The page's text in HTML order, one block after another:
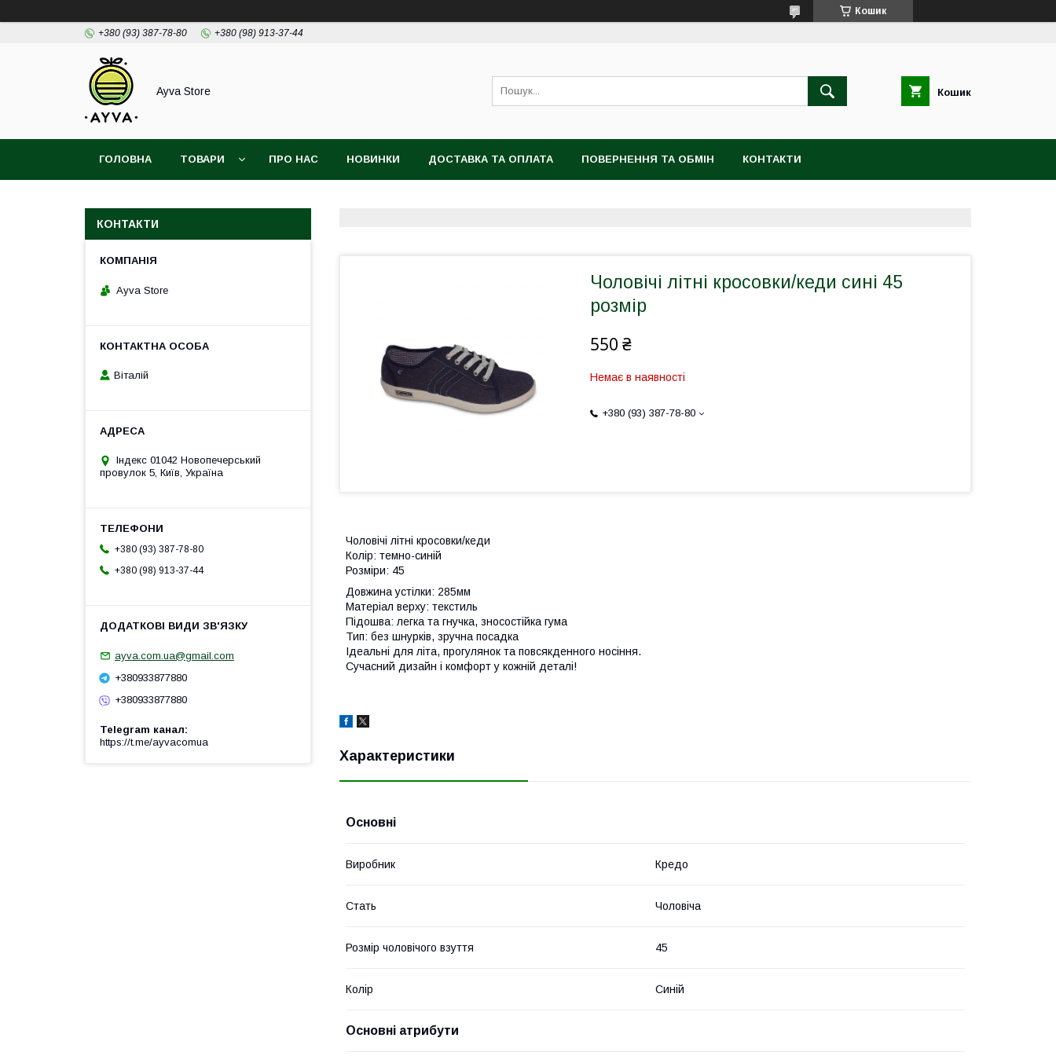
Кошик
+380 (93) 387-78-80 +380 (98) 913-37-44
Ayva Store Кошик
ГОЛОВНА ТОВАРИ ПРО НАС НОВИНКИ ДОСТАВКА ТА ОПЛАТА ПОВЕРНЕННЯ ТА ОБМІН КОНТАКТИ
Чоловічі літні кросовки/кеди сині 45
розмір
550 ₴
Немає в наявності
+380 (93) 387-78-80
Чоловічі літні кросовки/кеди
Колір: темно-синій
Розміри: 45
Довжина устілки: 285мм
Матеріал верху: текстиль
Підошва: легка та гнучка, зносостійка гума
Тип: без шнурків, зручна посадка
Ідеальні для літа, прогулянок та повсякденного носіння.
Сучасний дизайн і комфорт у кожній деталі!
Характеристики
Основні
Виробник Кредо
Стать Чоловіча
Розмір чоловічого взуття 45
Колір Синій
Основні атрибути
КОНТАКТИ
Ayva Store
Віталій
Індекс 01042 Новопечерський
провулок 5, Київ, Україна
+380 (93) 387-78-80
+380 (98) 913-37-44
ayva.com.ua@gmail.com
+380933877880
+380933877880
Telegram канал
https://t.me/ayvacomua